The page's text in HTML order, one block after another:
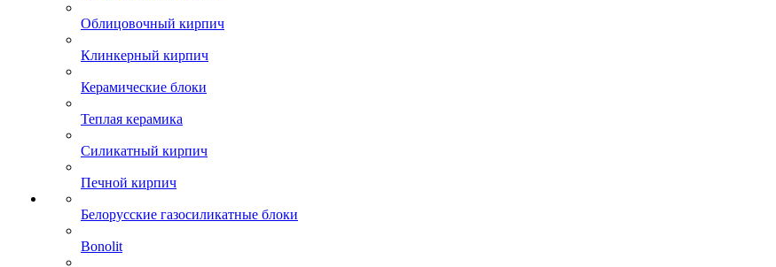
Облицовочный кирпич
Клинкерный кирпич
Керамические блоки
Теплая керамика
Силикатный кирпич
Печной кирпич
Белорусские газосиликатные блоки
Bonolit